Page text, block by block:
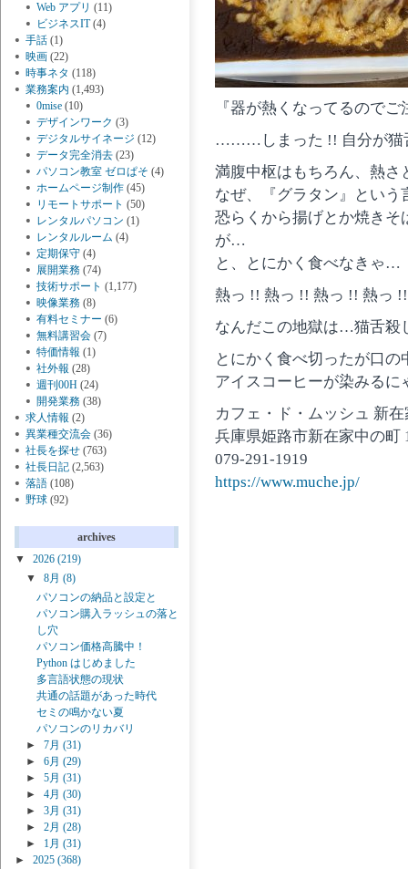
Web アプリ (11)
ビジネスIT(4)
手話 (1)
映画 (22)
時事ネタ (118)
業務案内 (1,493)
0mise (10)
デザインワーク (3)
デジタルサイネージ (12)
データ完全消去 (23)
パソコン教室 ゼロぱそ (4)
ホームページ制作 (45)
リモートサポート (50)
レンタルパソコン (1)
レンタルルーム (4)
定期保守 (4)
展開業務 (74)
技術サポート (1,177)
映像業務 (8)
有料セミナー (6)
無料講習会 (7)
特価情報 (1)
社外報 (28)
週刊00H (24)
開発業務 (38)
求人情報 (2)
異業種交流会 (36)
社長を探せ (763)
社長日記 (2,563)
落語 (108)
野球 (92)
archives
▼
2026 (219)
▼
8月 (8)
パソコンの納品と設定と
パソコン購入ラッシュの落と
し穴
パソコン価格高騰中！
Python はじめました
多言語状態の現状
共通の話題があった時代
セミの鳴かない夏
パソコンのリカバリ
►
7月 (31)
►
6月 (29)
►
5月 (31)
►
4月 (30)
►
3月 (31)
►
2月 (28)
►
1月 (31)
►
2025 (368)
『器が熱くなってるので
………しまった !! 自分が猫
満腹中枢はもちろん、熱
なぜ、『グラタン』とい
恐らくから揚げとか焼きそ
が…
と、とにかく食べなきゃ…
熱っ !! 熱っ !! 熱っ !! 熱っ
なんだこの地獄は…猫舌
とにかく食べ切ったが口
アイスコーヒーが染みるに
カフェ・ド・ムッシュ 新
兵庫県姫路市新在家中の町
079-291-1919
https://www.muche.jp/